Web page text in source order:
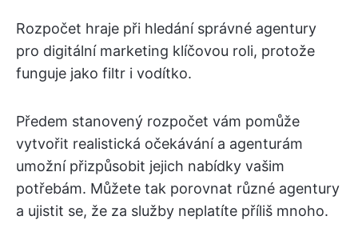
Rozpočet hraje při hledání správné agentury
pro digitální marketing klíčovou roli, protože
funguje jako filtr i vodítko.
Předem stanovený rozpočet vám pomůže
vytvořit realistická očekávání a agenturám
umožní přizpůsobit jejich nabídky vašim
potřebám. Můžete tak porovnat různé agentury
a ujistit se, že za služby neplatíte příliš mnoho.